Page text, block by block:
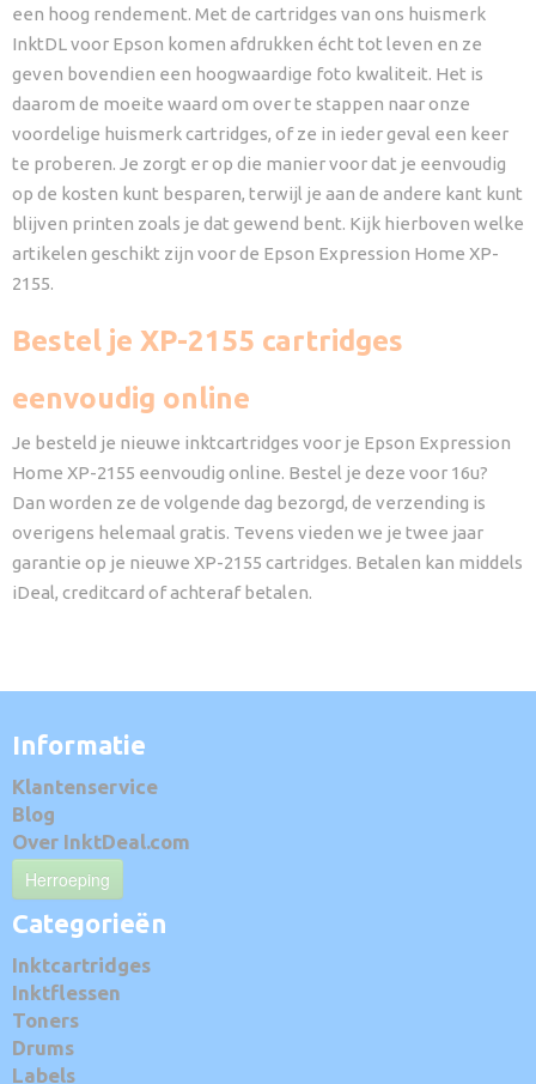
een hoog rendement. Met de cartridges van ons huismerk
InktDL voor Epson komen afdrukken écht tot leven en ze
geven bovendien een hoogwaardige foto kwaliteit. Het is
daarom de moeite waard om over te stappen naar onze
voordelige huismerk cartridges, of ze in ieder geval een keer
te proberen. Je zorgt er op die manier voor dat je eenvoudig
op de kosten kunt besparen, terwijl je aan de andere kant kunt
blijven printen zoals je dat gewend bent. Kijk hierboven welke
artikelen geschikt zijn voor de Epson Expression Home XP-
2155.
Bestel je XP-2155 cartridges
eenvoudig online
Je besteld je nieuwe inktcartridges voor je Epson Expression
Home XP-2155 eenvoudig online. Bestel je deze voor 16u?
Dan worden ze de volgende dag bezorgd, de verzending is
overigens helemaal gratis. Tevens vieden we je twee jaar
garantie op je nieuwe XP-2155 cartridges. Betalen kan middels
iDeal, creditcard of achteraf betalen.
Informatie
Klantenservice
Blog
Over InktDeal.com
Herroeping
Categorieën
Inktcartridges
Inktflessen
Toners
Drums
Labels